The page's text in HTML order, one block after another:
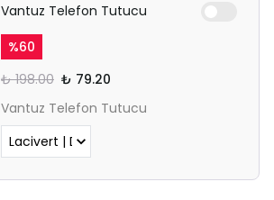
Vantuz Telefon Tutucu
%60
₺ 198.00 ₺ 79.20
Vantuz Telefon Tutucu